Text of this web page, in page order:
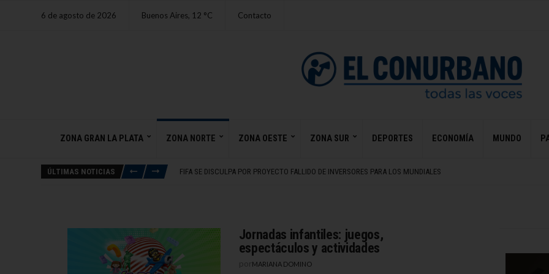
6 de agosto de 2026 Buenos Aires, 12 C Contacto
ZONA GRAN LA PLATA ZONA NORTE ZONA OESTE ZONA SUR DEPORTES ECONOMÍA MUNDO
ÚLTIMAS NOTICIAS
FIFA SE DISCULPA POR PROYECTO FALLIDO DE INVERSORES PARA LOS MUNDIALES
Jornadas infantiles: juegos,
espectáculos y actividades
MARIANA DOMINO